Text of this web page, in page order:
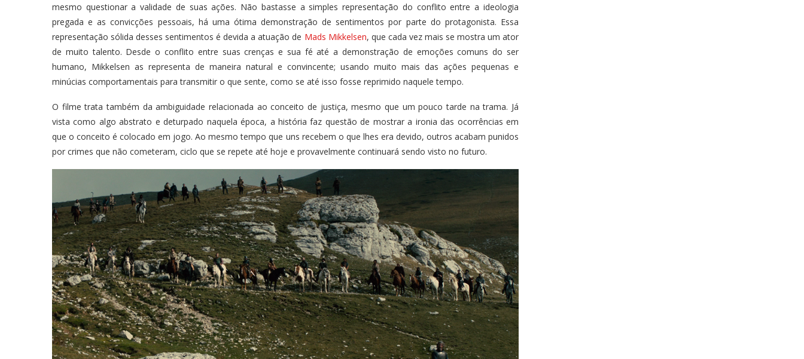
mesmo questionar a validade de suas ações. Não bastasse a simples representação do conflito entre a ideologia
pregada e as convicções pessoais, há uma ótima demonstração de sentimentos por parte do protagonista. Essa
representação sólida desses sentimentos é devida a atuação de Mads Mikkelsen, que cada vez mais se mostra um ator
de muito talento. Desde o conflito entre suas crenças e sua fé até a demonstração de emoções comuns do ser
humano, Mikkelsen as representa de maneira natural e convincente; usando muito mais das ações pequenas e
minúcias comportamentais para transmitir o que sente, como se até isso fosse reprimido naquele tempo.
O filme trata também da ambiguidade relacionada ao conceito de justiça, mesmo que um pouco tarde na trama. Já
vista como algo abstrato e deturpado naquela época, a história faz questão de mostrar a ironia das ocorrências em
que o conceito é colocado em jogo. Ao mesmo tempo que uns recebem o que lhes era devido, outros acabam punidos
por crimes que não cometeram, ciclo que se repete até hoje e provavelmente continuará sendo visto no futuro.